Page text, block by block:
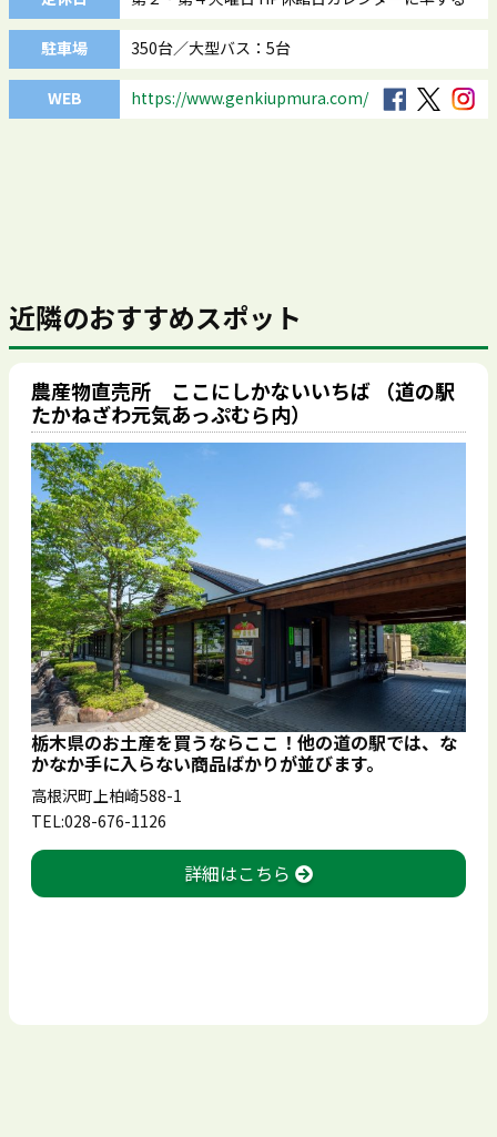
駐車場 350台／大型バス：5台
WEB https://www.genkiupmura.com/
近隣のおすすめスポット
農産物直売所 ここにしかないいちば （道の駅
たかねざわ元気あっぷむら内）
栃木県のお土産を買うならここ！他の道の駅では、な
かなか手に入らない商品ばかりが並びます。
高根沢町上柏崎588-1
TEL:028-676-1126
詳細はこちら